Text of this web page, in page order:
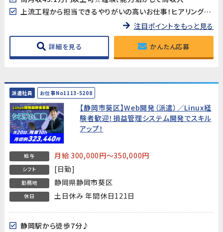
上流工程から担当できるやりがいの高いお仕事！ヒアリング～要件定義～基本設計～詳細設計まで
注目ポイントをもっと見る
詳細を見る かんたん応募
派遣社員 お仕事No1113-5208
【静岡市葵区】Web開発（派遣）／Linux経
験者歓迎！損益管理システム開発でスキル
アップ！
給与 月給 300,000円～350,000円
シフト [日勤]
勤務地 静岡県静岡市葵区
休日 土日休み 年間休日121日
静岡駅から徒歩7分♪